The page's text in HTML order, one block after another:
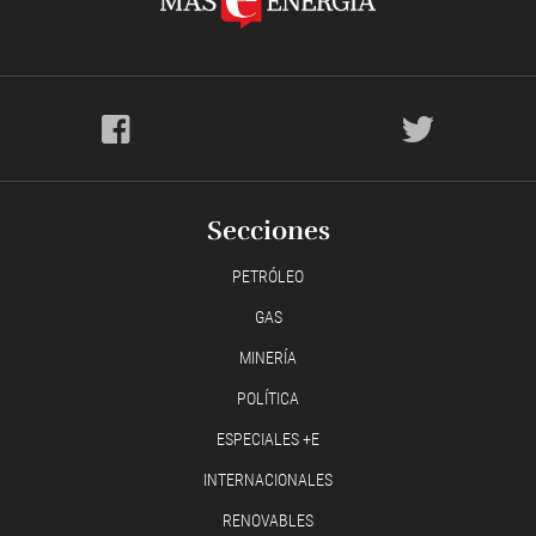
Secciones
PETRÓLEO
GAS
MINERÍA
POLÍTICA
ESPECIALES +E
INTERNACIONALES
RENOVABLES